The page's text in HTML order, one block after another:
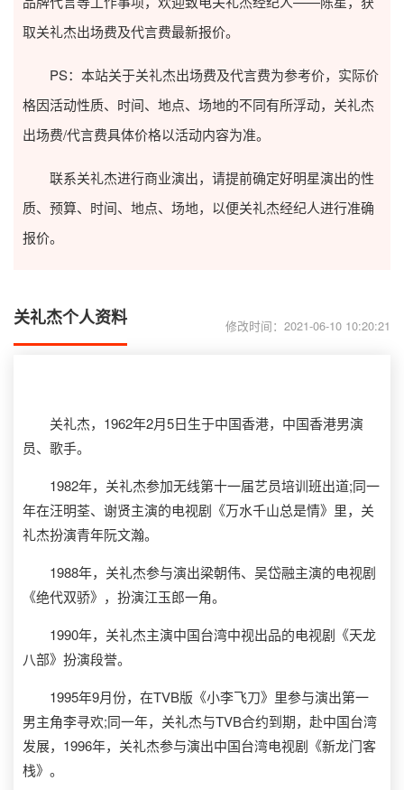
取关礼杰出场费及代言费最新报价。
PS：本站关于关礼杰出场费及代言费为参考价，实际价
格因活动性质、时间、地点、场地的不同有所浮动，关礼杰
出场费/代言费具体价格以活动内容为准。
联系关礼杰进行商业演出，请提前确定好明星演出的性
质、预算、时间、地点、场地，以便关礼杰经纪人进行准确
报价。
关礼杰个人资料 修改时间：2021-06-10 10:20:21
关礼杰，1962年2月5日生于中国香港，中国香港男演
员、歌手。
1982年，关礼杰参加无线第十一届艺员培训班出道;同一
年在汪明荃、谢贤主演的电视剧《万水千山总是情》里，关
礼杰扮演青年阮文瀚。
1988年，关礼杰参与演出梁朝伟、吴岱融主演的电视剧
《绝代双骄》，扮演江玉郎一角。
1990年，关礼杰主演中国台湾中视出品的电视剧《天龙
八部》扮演段誉。
1995年9月份，在TVB版《小李飞刀》里参与演出第一
男主角李寻欢;同一年，关礼杰与TVB合约到期，赴中国台湾
发展，1996年，关礼杰参与演出中国台湾电视剧《新龙门客
栈》。